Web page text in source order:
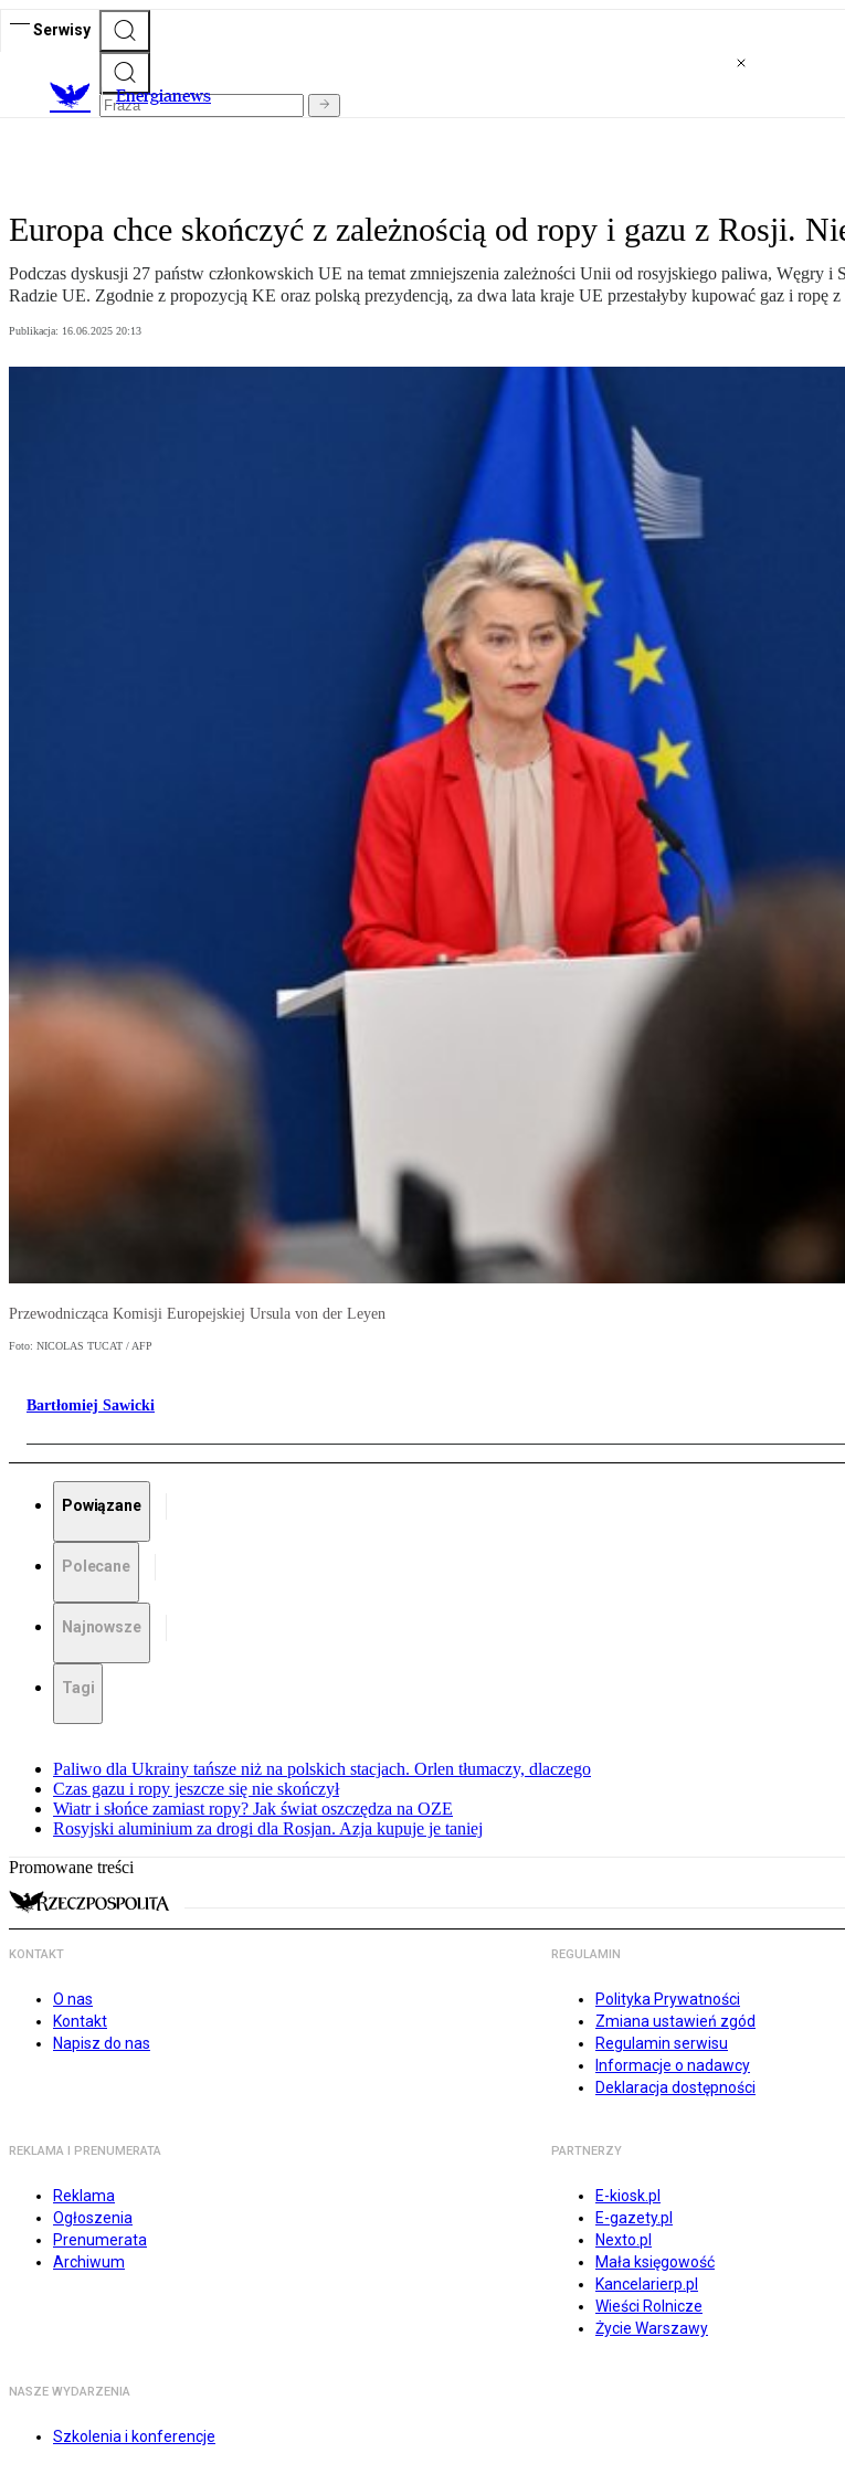
Serwisy
Energianews
Europa chce skończyć z zależnością od ropy i gazu z Rosji.
Podczas dyskusji 27 państw członkowskich UE na temat zmniejszenia zależności Unii od rosyjskiego paliwa, Węgry
Radzie UE. Zgodnie z propozycją KE oraz polską prezydencją, za dwa lata kraje UE przestałyby kupować gaz i ropę z
Publikacja: 16.06.2025 20:13
Przewodnicząca Komisji Europejskiej Ursula von der Leyen
Foto: NICOLAS TUCAT / AFP
Bartłomiej Sawicki
Powiązane
Polecane
Najnowsze
Tagi
Paliwo dla Ukrainy tańsze niż na polskich stacjach. Orlen tłumaczy, dlaczego
Czas gazu i ropy jeszcze się nie skończył
Wiatr i słońce zamiast ropy? Jak świat oszczędza na OZE
Rosyjski aluminium za drogi dla Rosjan. Azja kupuje je taniej
Promowane treści
KONTAKT
O nas
Kontakt
Napisz do nas
REGULAMIN
Polityka Prywatności
Zmiana ustawień zgód
Regulamin serwisu
Informacje o nadawcy
Deklaracja dostępności
REKLAMA I PRENUMERATA
Reklama
Ogłoszenia
Prenumerata
Archiwum
PARTNERZY
E-kiosk.pl
E-gazety.pl
Nexto.pl
Mała księgowość
Kancelarierp.pl
Wieści Rolnicze
Życie Warszawy
NASZE WYDARZENIA
Szkolenia i konferencje